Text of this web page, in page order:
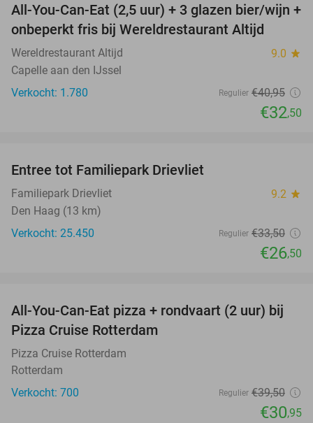
21%
All-You-Can-Eat (2,5 uur) + 3 glazen bier/wijn +
onbeperkt fris bij Wereldrestaurant Altijd
Wereldrestaurant Altijd 9.0 star
Capelle aan den IJssel
Verkocht: 1.780
Regulier €40,95
€32,50
Entree tot Familiepark Drievliet
Familiepark Drievliet 9.2 star
Den Haag (13 km)
Verkocht: 25.450
Regulier €33,50
€26,50
22%
All-You-Can-Eat pizza + rondvaart (2 uur) bij
Pizza Cruise Rotterdam
Pizza Cruise Rotterdam
Rotterdam
Verkocht: 700
Regulier €39,50
€30,95